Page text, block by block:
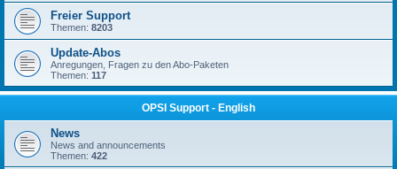
Freier Support
Themen: 8203
Update-Abos
Anregungen, Fragen zu den Abo-Paketen
Themen: 117
OPSI Support - English
News
News and announcements
Themen: 422